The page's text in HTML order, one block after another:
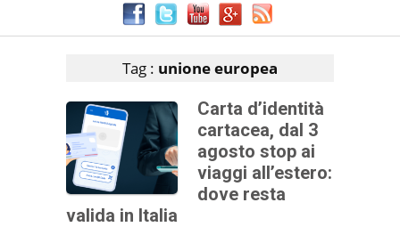
Tag : unione europea
Carta d’identità
cartacea, dal 3
agosto stop ai
viaggi all’estero:
dove resta
valida in Italia